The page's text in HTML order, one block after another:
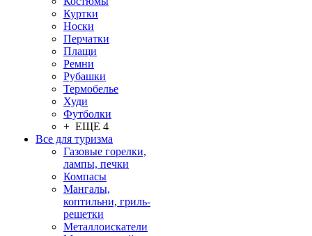
Куртки
Носки
Перчатки
Плащи
Ремни
Рубашки
Термобелье
Худи
Футболки
+ ЕЩЕ 4
Все для туризма
Газовые горелки,
лампы, печки
Компасы
Мангалы,
коптильни, гриль-
решетки
Металлоискатели